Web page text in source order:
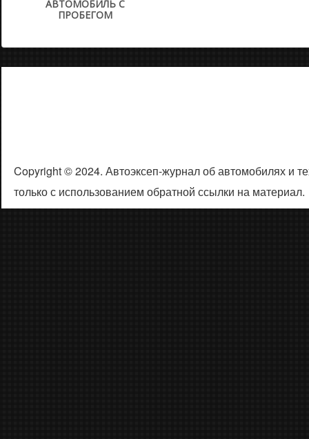
АВТОМОБИЛЬ С
ПРОБЕГОМ
Copyright © 2024. Автоэксеп-журнал об автомобилях и
только с использованием обратной ссылки на материал.